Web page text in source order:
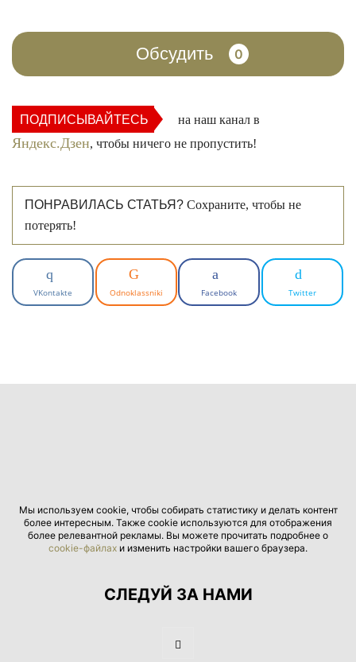
Обсудить 0
ПОДПИСЫВАЙТЕСЬ на наш канал в
Яндекс.Дзен, чтобы ничего не пропустить!
ПОНРАВИЛАСЬ СТАТЬЯ? Сохраните, чтобы не
потерять!
VKontakte Odnoklassniki Facebook Twitter
Мы используем cookie, чтобы собирать статистику и делать контент
более интересным. Также cookie используются для отображения
более релевантной рекламы. Вы можете прочитать подробнее о
cookie-файлах и изменить настройки вашего браузера.
СЛЕДУЙ ЗА НАМИ